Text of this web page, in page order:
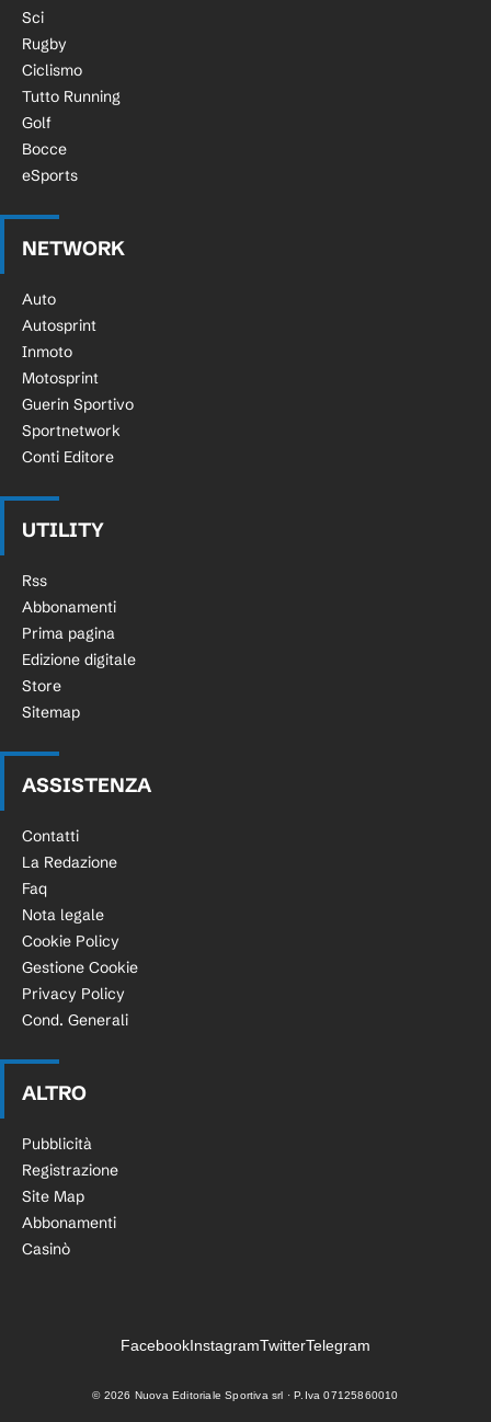
Sci
Rugby
Ciclismo
Tutto Running
Golf
Bocce
eSports
NETWORK
Auto
Autosprint
Inmoto
Motosprint
Guerin Sportivo
Sportnetwork
Conti Editore
UTILITY
Rss
Abbonamenti
Prima pagina
Edizione digitale
Store
Sitemap
ASSISTENZA
Contatti
La Redazione
Faq
Nota legale
Cookie Policy
Gestione Cookie
Privacy Policy
Cond. Generali
ALTRO
Pubblicità
Registrazione
Site Map
Abbonamenti
Casinò
FacebookInstagramTwitterTelegram
© 2026 Nuova Editoriale Sportiva srl · P.Iva 07125860010